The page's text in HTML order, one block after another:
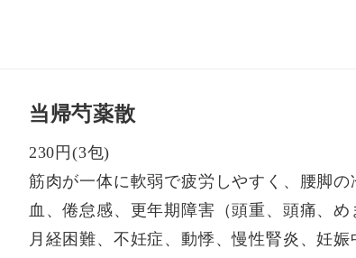
当帰芍薬散
230円(3包)
筋肉が一体に軟弱で疲労しやすく、腰脚
血、倦怠感、更年期障害（頭重、頭痛、め
月経困難、不妊症、動悸、慢性腎炎、妊娠